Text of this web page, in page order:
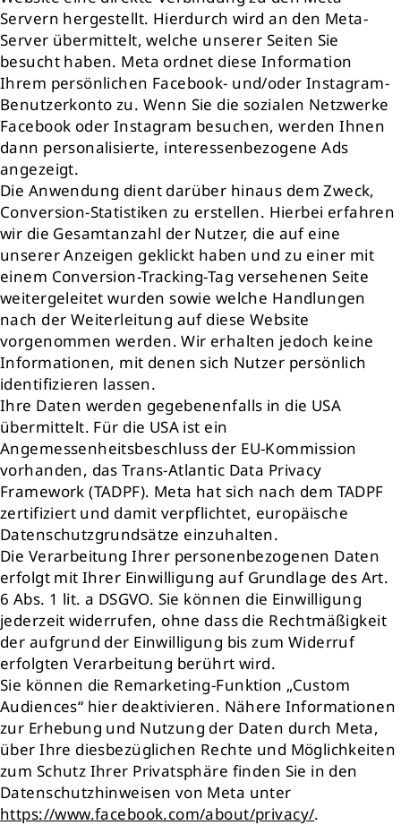
Servern hergestellt. Hierdurch wird an den Meta-
Server übermittelt, welche unserer Seiten Sie
besucht haben. Meta ordnet diese Information
Ihrem persönlichen Facebook- und/oder Instagram-
Benutzerkonto zu. Wenn Sie die sozialen Netzwerke
Facebook oder Instagram besuchen, werden Ihnen
dann personalisierte, interessenbezogene Ads
angezeigt.
Die Anwendung dient darüber hinaus dem Zweck,
Conversion-Statistiken zu erstellen. Hierbei erfahren
wir die Gesamtanzahl der Nutzer, die auf eine
unserer Anzeigen geklickt haben und zu einer mit
einem Conversion-Tracking-Tag versehenen Seite
weitergeleitet wurden sowie welche Handlungen
nach der Weiterleitung auf diese Website
vorgenommen werden. Wir erhalten jedoch keine
Informationen, mit denen sich Nutzer persönlich
identifizieren lassen.
Ihre Daten werden gegebenenfalls in die USA
übermittelt. Für die USA ist ein
Angemessenheitsbeschluss der EU-Kommission
vorhanden, das Trans-Atlantic Data Privacy
Framework (TADPF). Meta hat sich nach dem TADPF
zertifiziert und damit verpflichtet, europäische
Datenschutzgrundsätze einzuhalten.
Die Verarbeitung Ihrer personenbezogenen Daten
erfolgt mit Ihrer Einwilligung auf Grundlage des Art.
6 Abs. 1 lit. a DSGVO. Sie können die Einwilligung
jederzeit widerrufen, ohne dass die Rechtmäßigkeit
der aufgrund der Einwilligung bis zum Widerruf
erfolgten Verarbeitung berührt wird.
Sie können die Remarketing-Funktion „Custom
Audiences“ hier deaktivieren. Nähere Informationen
zur Erhebung und Nutzung der Daten durch Meta,
über Ihre diesbezüglichen Rechte und Möglichkeiten
zum Schutz Ihrer Privatsphäre finden Sie in den
Datenschutzhinweisen von Meta unter
https://www.facebook.com/about/privacy/.